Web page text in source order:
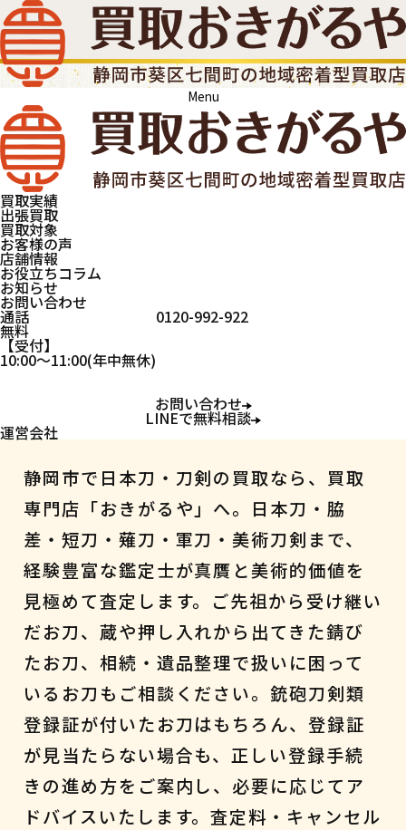
Menu
買取実績
出張買取
買取対象
お客様の声
店舗情報
お役立ちコラム
お知らせ
お問い合わせ
通話
無料
0120-992-922
受付
10:00～11:00(年中無休)
お問い合わせ
LINEで無料相談
運営会社
買取おきがるや
静岡の日本刀・刀剣買取
静岡市で日本刀・刀剣の買取なら、買取
専門店「おきがるや」へ。日本刀・脇
差・短刀・薙刀・軍刀・美術刀剣まで、
経験豊富な鑑定士が真贋と美術的価値を
見極めて査定します。ご先祖から受け継い
だお刀、蔵や押し入れから出てきた錆び
たお刀、相続・遺品整理で扱いに困って
いるお刀もご相談ください。銃砲刀剣類
登録証が付いたお刀はもちろん、登録証
が見当たらない場合も、正しい登録手続
きの進め方をご案内し、必要に応じてア
ドバイスいたします。査定料・キャンセル